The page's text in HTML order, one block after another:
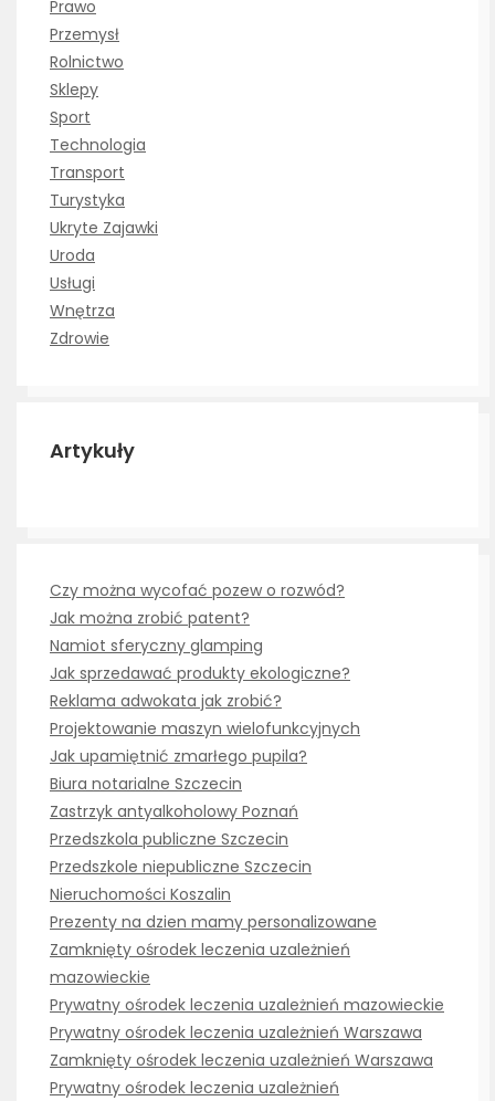
Prawo
Przemysł
Rolnictwo
Sklepy
Sport
Technologia
Transport
Turystyka
Ukryte Zajawki
Uroda
Usługi
Wnętrza
Zdrowie
Artykuły
Czy można wycofać pozew o rozwód?
Jak można zrobić patent?
Namiot sferyczny glamping
Jak sprzedawać produkty ekologiczne?
Reklama adwokata jak zrobić?
Projektowanie maszyn wielofunkcyjnych
Jak upamiętnić zmarłego pupila?
Biura notarialne Szczecin
Zastrzyk antyalkoholowy Poznań
Przedszkola publiczne Szczecin
Przedszkole niepubliczne Szczecin
Nieruchomości Koszalin
Prezenty na dzien mamy personalizowane
Zamknięty ośrodek leczenia uzależnień
mazowieckie
Prywatny ośrodek leczenia uzależnień mazowieckie
Prywatny ośrodek leczenia uzależnień Warszawa
Zamknięty ośrodek leczenia uzależnień Warszawa
Prywatny ośrodek leczenia uzależnień